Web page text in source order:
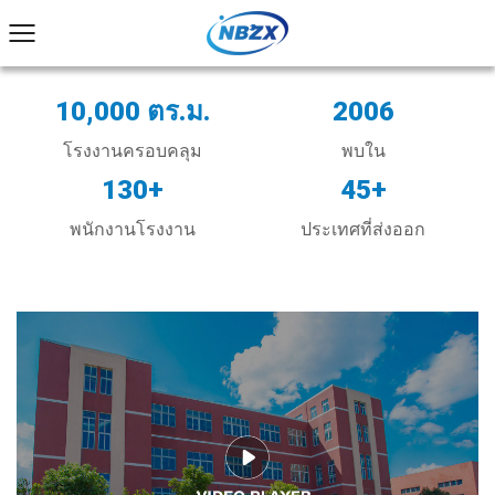
10,000 ตร.ม.
โรงงานครอบคลุม
2006
พบใน
130+
พนักงานโรงงาน
45+
ประเทศที่ส่งออก